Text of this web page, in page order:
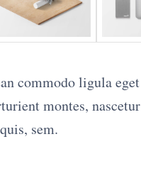
commodo ligula
montes,
sem.